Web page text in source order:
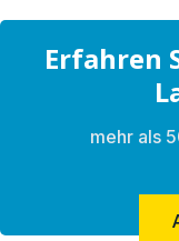
Erfahren
mehr als